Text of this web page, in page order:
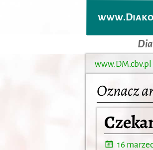
www.DM.cbv.pl
Oznacz
16